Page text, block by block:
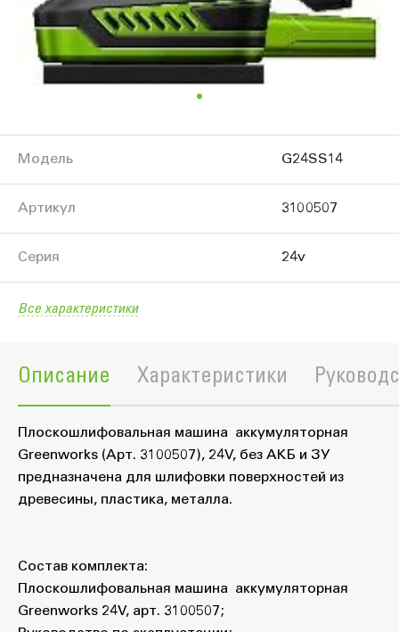
Модель G24SS14
Артикул 3100507
Серия 24v
Все характеристики
Описание Характеристики
Плоскошлифовальная машина аккумуляторная
Greenworks (Арт. 3100507), 24V, без АКБ и ЗУ
предназначена для шлифовки поверхностей из
древесины, пластика, металла.
Состав комплекта:
Плоскошлифовальная машина аккумуляторная
Greenworks 24V, арт. 3100507;